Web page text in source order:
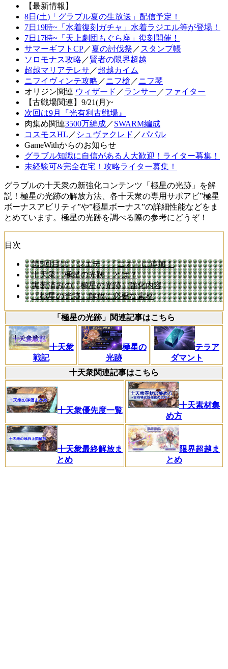
【最新情報】
8日(土)「グラブル夏の生放送」配信予定！
7日19時~「水着復刻ガチャ」水着ラジエル等が登場！
7日17時~「天上劇団もぐら座」復刻開催！
サマーギフトCP／夏の討伐祭 ／ スタンプ帳
ソロモナス攻略 ／賢者の限界超越
超越マリアテレサ ／超越カイム
ニフイヴィンテ攻略 ／ニフ槍 ／ニフ琴
オリジン関連 ウィザード ／ランサー ／ファイター
【古戦場関連】9/21(月)~
次回は9月『光有利古戦場』
肉集め関連3500万編成／SWARM編成
コスモスHL ／ シュヴァクレド ／パパル
GameWithからのお知らせ
グラブル知識に自信がある人大歓迎！ライター募集！
未経験可&完全在宅！攻略ライター募集！
グラブルの十天衆の新強化コンテンツ「極星の光跡」を解
説！極星の光跡の解放方法、各十天衆の専用サポアビ”極星
ボーナスアビリティ”や”極星ボーナス”の詳細性能などをま
とめています。極星の光跡を調べる際の参考にどうぞ！
目次
第5回目は「シエテ」「ニオ」に追加！
十天衆「極星の光跡」とは？
実装済みの「極星の光跡」強化内容
「極星の光跡」解放に必要な素材
「極星の光跡」関連記事はこちら
十天衆
戦記
極星の
光跡
テラア
ダマント
十天衆関連記事はこちら
十天衆優先度一覧
十天素材集
め方
十天衆最終解放ま
とめ
限界超越ま
とめ